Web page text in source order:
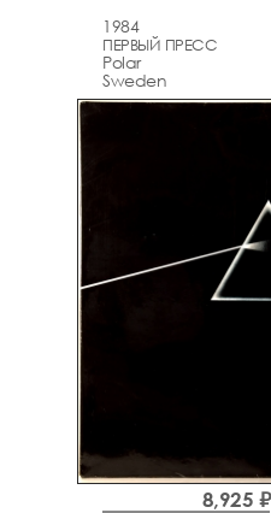
1984
ПЕРВЫЙ ПРЕСС
Polar
Sweden
8,925 ₽